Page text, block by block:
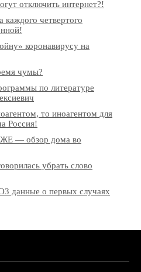
отключить интернет?!
четвертого
коронавирусу на
чумы?
по литературе
то иноагентом для
Россия!
— обзор дома во
убрать слово
данные о первых случаях